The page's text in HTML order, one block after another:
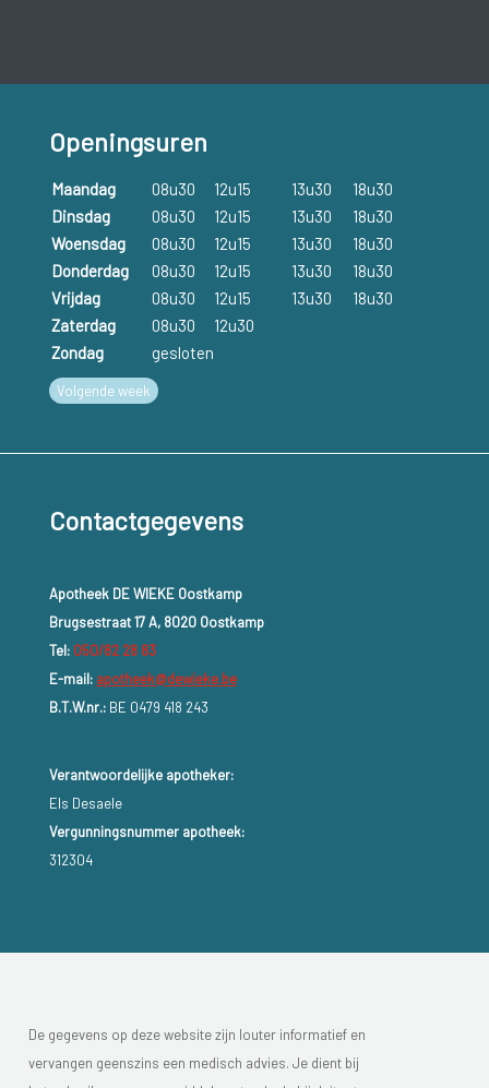
Openingsuren
Maandag 08u30 12u15 13u30
18u30
Dinsdag
08u30 12u15 13u30
18u30
Woensdag
08u30 12u15 13u30
18u30
Donderdag
08u30 12u15 13u30
18u30
Vrijdag
08u30 12u15 13u30
18u30
Zaterdag
08u30
12u30
Zondag
gesloten
Volgende week
Contactgegevens
Apotheek DE WIEKE Oostkamp
Brugsestraat 17 A, 8020 Oostkamp
Tel: 050/82 28 83
E-mail: apotheek@dewieke.be
B.T.W.nr.:BE 0479 418 243
Verantwoordelijke apotheker:
Els Desaele
Vergunningsnummer apotheek:
312304
De gegevens op deze website zijn louter informatief en
vervangen geenszins een medisch advies. Je dient bij